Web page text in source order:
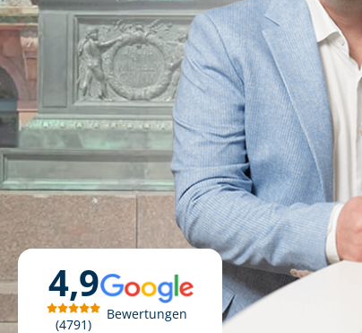
4,9
4791
Bewertungen